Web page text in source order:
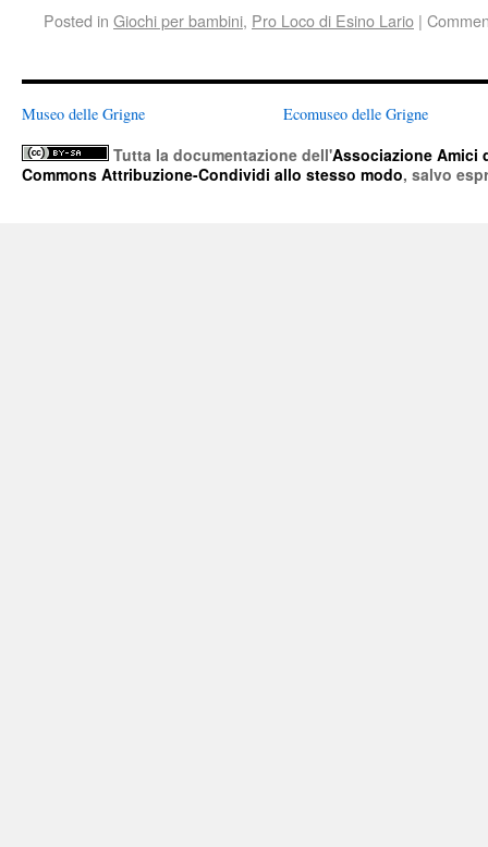
Posted in Giochi per bambini, Pro Loco di Esino Lario |
Museo delle Grigne Ecomuseo delle Grigne
Tutta la documentazione dell'Associazione Amici
Commons Attribuzione-Condividi allo stesso modo, salvo